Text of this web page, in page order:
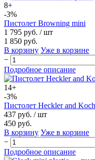
8+
-3%
Пистолет Browning mini
1 795 руб. / шт
1 850 руб.
В корзину Уже в корзине
−
Подробное описание
14+
-3%
Пистолет Heckler and
437 руб. / шт
450 руб.
В корзину Уже в корзине
−
Подробное описание